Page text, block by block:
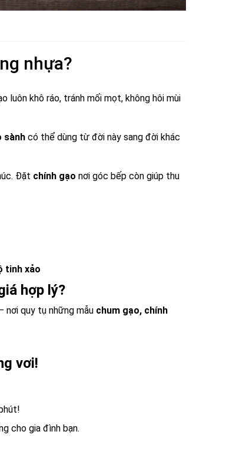
nhựa?
luôn khô ráo, tránh mối mọt, không hôi mùi
sànhcó thể dùng từ đời này sang đời khác
Đặt chính gạo nơi góc bếp còn giúp thu
tinh xảo
hợp lý?
nơi quy tụ những mẫu chum gạo, chính
vơi!
cho gia đình bạn.